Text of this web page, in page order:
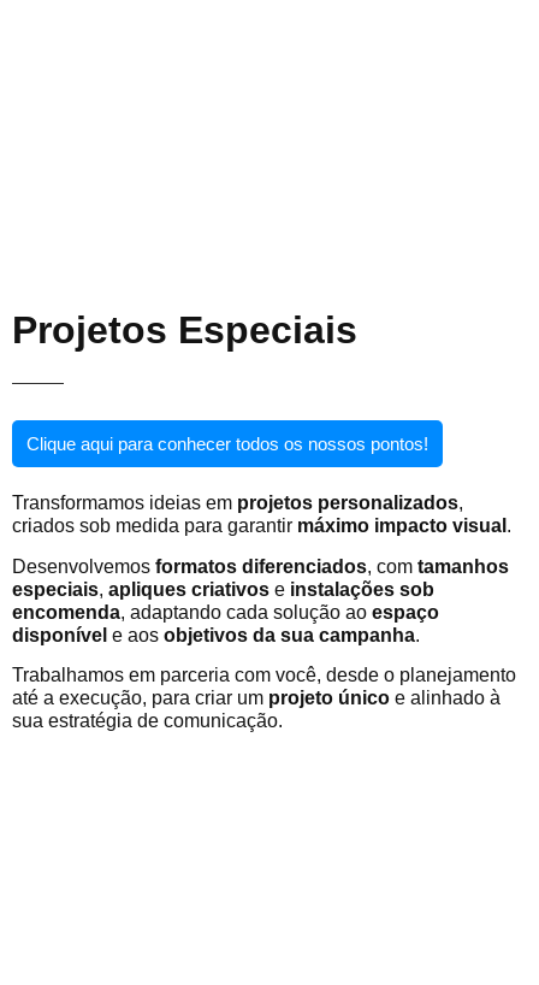
Projetos Especiais
Clique aqui para conhecer todos os nossos pontos!
Transformamos ideias em projetos personalizados,
criados sob medida para garantir máximo impacto visual .
Desenvolvemos formatos diferenciados, com tamanhos
especiais, apliques criativos e instalações sob
encomenda, adaptando cada solução ao espaço
disponível e aos objetivos da sua campanha.
Trabalhamos em parceria com você, desde o planejamento
até a execução, para criar um projeto único e alinhado à
sua estratégia de comunicação.